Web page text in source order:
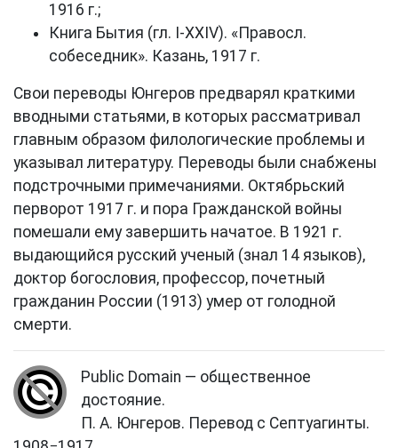
1916 г.;
Книга Бытия (гл. I-XXIV). «Правосл.
собеседник». Казань, 1917 г.
Свои переводы Юнгеров предварял краткими
вводными статьями, в которых рассматривал
главным образом филологические проблемы и
указывал литературу. Переводы были снабжены
подстрочными примечаниями. Октябрьский
перворот 1917 г. и пора Гражданской войны
помешали ему завершить начатое. В 1921 г.
выдающийся русский ученый (знал 14 языков),
доктор богословия, профессор, почетный
гражданин России (1913) умер от голодной
смерти.
Public Domain — общественное
достояние.
П. А. Юнгеров. Перевод с Септуагинты.